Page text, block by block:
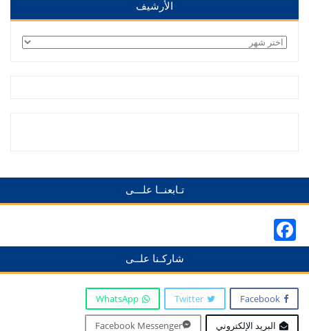
الأرشيف
الأرشيف
تـابعنــا علـــى
شاركـنا علــى
Facebook
Twitter
WhatsApp
البريد الإلكتروني Facebook Messenger